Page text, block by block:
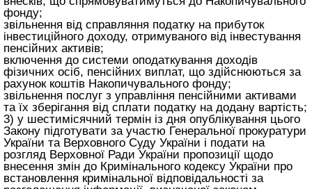
фонду;
звільнення від справляння податку на прибуток
інвестиційного доходу, отримуваного від інвестування
пенсійних активів;
включення до системи оподаткування доходів
фізичних осіб, пенсійних виплат, що здійснюються за
рахунок коштів Накопичувального фонду;
звільнення послуг з управління пенсійними активами
та їх зберігання від сплати податку на додану вартість;
3) у шестимісячний термін із дня опублікування цього
Закону підготувати за участю Генеральної прокуратури
України та Верховного Суду України і подати на
розгляд Верховної Ради України пропозиції щодо
внесення змін до Кримінального кодексу України про
встановлення кримінальної відповідальності за